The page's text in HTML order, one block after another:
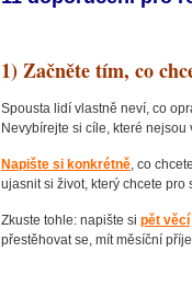
1) Začněte tím, co
Spousta lidí vlastně neví, co
Nevybírejte si cíle, které nejsou
Napište si konkrétně, co
ujasnit si život, který chcete pro
Zkuste tohle: napište si pět věcí
přestěhovat se, mít měsíční